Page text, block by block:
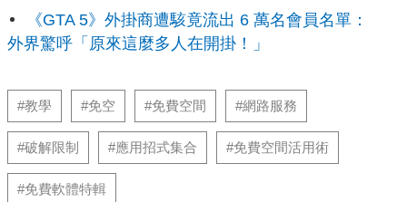
《GTA 5》外掛商遭駭竟流出 6 萬名會員名單：
外界驚呼「原來這麼多人在開掛！」
#教學 #免空 #免費空間 #網路服務
#破解限制 #應用招式集合 #免費空間活用術
#免費軟體特輯